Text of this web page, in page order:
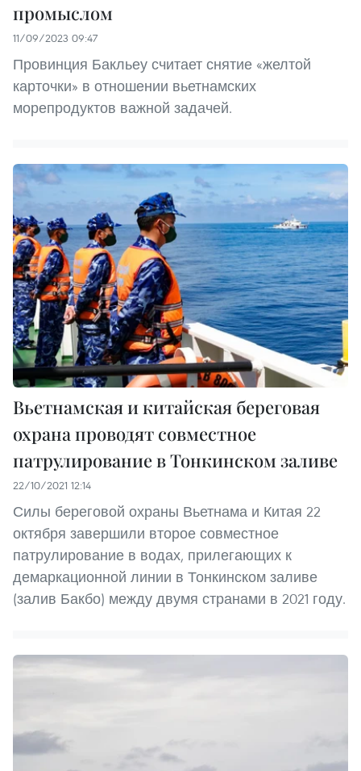
промыслом
11/09/2023 09:47
Провинция Бакльеу считает снятие «желтой
карточки» в отношении вьетнамских
морепродуктов важной задачей.
Вьетнамская и китайская береговая
охрана проводят совместное
патрулирование в Тонкинском заливе
22/10/2021 12:14
Силы береговой охраны Вьетнама и Китая 22
октября завершили второе совместное
патрулирование в водах, прилегающих к
демаркационной линии в Тонкинском заливе
(залив Бакбо) между двумя странами в 2021 году.